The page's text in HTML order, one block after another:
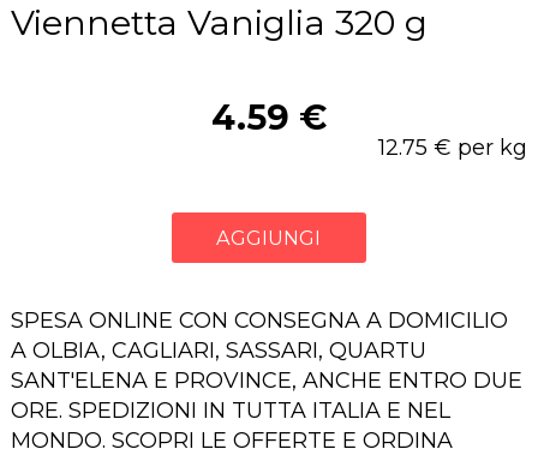
Viennetta Vaniglia 320 g
4.59 €
12.75 € per kg
AGGIUNGI
SPESA ONLINE CON CONSEGNA A DOMICILIO
A OLBIA, CAGLIARI, SASSARI, QUARTU
SANT'ELENA E PROVINCE, ANCHE ENTRO DUE
ORE. SPEDIZIONI IN TUTTA ITALIA E NEL
MONDO. SCOPRI LE OFFERTE E ORDINA